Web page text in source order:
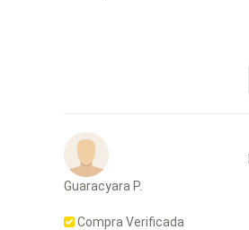
Guaracyara P.
Compra Verificada